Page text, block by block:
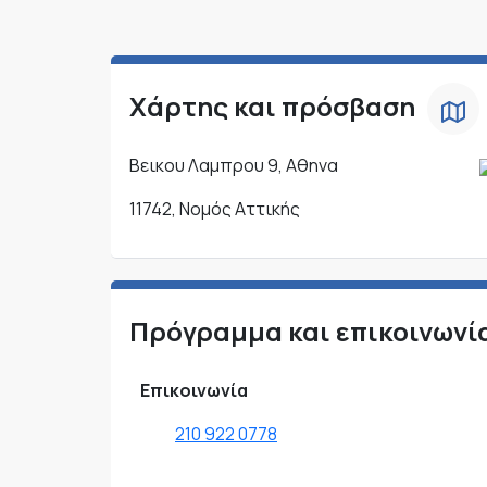
Χάρτης και πρόσβαση
Βεικου Λαμπρου 9, Αθηνα
11742, Νομός Αττικής
Πρόγραμμα και
Επικοινωνία
210 922 0778